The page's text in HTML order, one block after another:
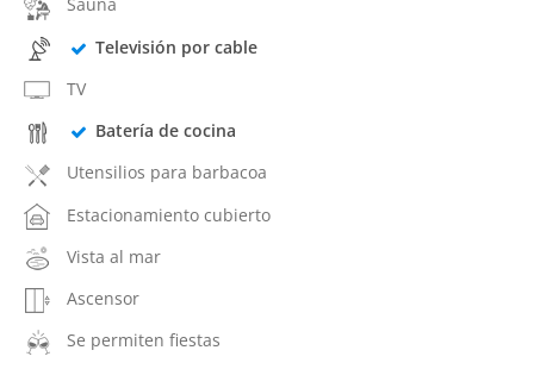
Televisión por cable
TV
Batería de cocina
Utensilios para barbacoa
Estacionamiento cubierto
Vista al mar
Ascensor
Se permiten fiestas